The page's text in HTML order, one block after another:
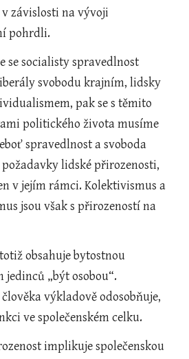
závislosti na vývoji
pohrdli.
se socialisty spravedlnost
svobodu krajním, lidsky
pak se s těmito
politického života musíme
spravedlnost a svoboda
lidské přirozenosti,
v jejím rámci. Kolektivismus a
jsou však s přirozeností na
obsahuje bytostnou
„být osobou“.
výkladově odosobňuje,
ve společenském celku.
implikuje společenskou